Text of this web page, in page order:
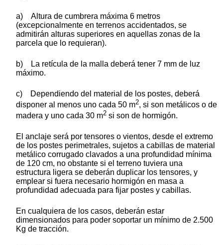
a) Altura de cumbrera máxima 6 metros
(excepcionalmente en terrenos accidentados, se
admitirán alturas superiores en aquellas zonas de la
parcela que lo requieran).
b) La retícula de la malla deberá tener 7 mm de luz
máximo.
c) Dependiendo del material de los postes, deberá
disponer al menos uno cada 50 m2, si son metálicos o de
madera y uno cada 30 m2 si son de hormigón.
El anclaje será por tensores o vientos, desde el extremo
de los postes perimetrales, sujetos a cabillas de material
metálico corrugado clavados a una profundidad mínima
de 120 cm, no obstante si el terreno tuviera una
estructura ligera se deberán duplicar los tensores, y
emplear si fuera necesario hormigón en masa a
profundidad adecuada para fijar postes y cabillas.
En cualquiera de los casos, deberán estar
dimensionados para poder soportar un mínimo de 2.500
Kg de tracción.